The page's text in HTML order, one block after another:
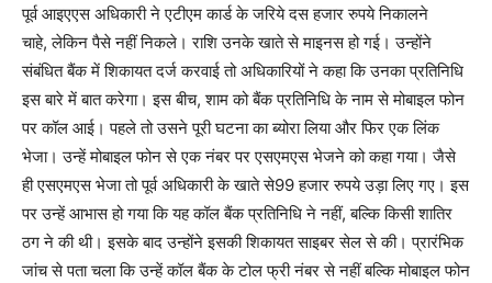
पूर्व आइएएस अधिकारी ने एटीएम कार्ड के जरिये दस हजार रुपये निकालने
चाहे, लेकिन पैसे नहीं निकले। राशि उनके खाते से माइनस हो गई। उन्होंने
संबंधित बैंक में शिकायत दर्ज करवाई तो अधिकारियों ने कहा कि उनका प्रतिनिधि
इस बारे में बात करेगा। इस बीच, शाम को बैंक प्रतिनिधि के नाम से मोबाइल फोन
पर कॉल आई। पहले तो उसने पूरी घटना का ब्योरा लिया और फिर एक लिंक
भेजा। उन्हें मोबाइल फोन से एक नंबर पर एसएमएस भेजने को कहा गया। जैसे
ही एसएमएस भेजा तो पूर्व अधिकारी के खाते से99 हजार रुपये उड़ा लिए गए। इस
पर उन्हें आभास हो गया कि यह कॉल बैंक प्रतिनिधि ने नहीं, बल्कि किसी शातिर
ठग ने की थी। इसके बाद उन्होंने इसकी शिकायत साइबर सेल से की। प्रारंभिक
जांच से पता चला कि उन्हें कॉल बैंक के टोल फ्री नंबर से नहीं बल्कि मोबाइल फोन